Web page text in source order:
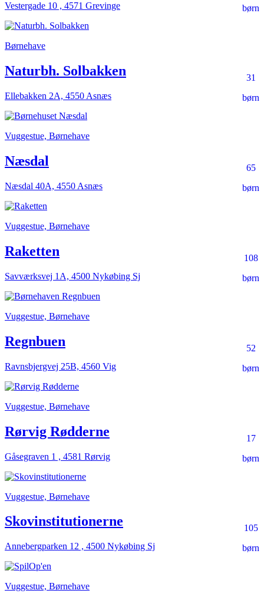
børn
Vestergade 10 , 4571 Grevinge
Børnehave
31
børn
Naturbh. Solbakken
Ellebakken 2A, 4550 Asnæs
Vuggestue, Børnehave
65
børn
Næsdal
Næsdal 40A, 4550 Asnæs
Vuggestue, Børnehave
108
børn
Raketten
Savværksvej 1A, 4500 Nykøbing Sj
Vuggestue, Børnehave
52
børn
Regnbuen
Ravnsbjergvej 25B, 4560 Vig
Vuggestue, Børnehave
17
børn
Rørvig Rødderne
Gåsegraven 1 , 4581 Rørvig
Vuggestue, Børnehave
105
børn
Skovinstitutionerne
Annebergparken 12 , 4500 Nykøbing Sj
Vuggestue, Børnehave